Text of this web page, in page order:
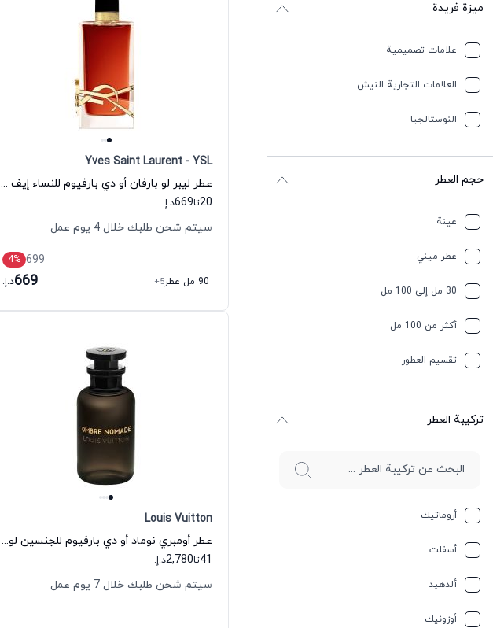
ميزة فريدة
علامات تصميمية
العلامات التجارية النيش
النوستالجيا
حجم العطر
عينة
عطر ميني
30 مل إلى 100 مل
أكثر من 100 مل
تقسیم العطور
ترکیبة العطر
أروماتيك
أسفلت
ألدهيد
أوزونيك
Yves Saint Laurent - YSL
عطر ليبر لو بارفان أو دي بارفيوم للنساء إيف سان لوران
20تا669د.إ.
سيتم شحن طلبك خلال 4 يوم عمل
699
4%
90 مل عطر
+5
669د.إ.
Louis Vuitton
عطر أومبري نوماد أو دي بارفيوم للجنسين لويس فيتون
41تا2,780د.إ.
سيتم شحن طلبك خلال 7 يوم عمل